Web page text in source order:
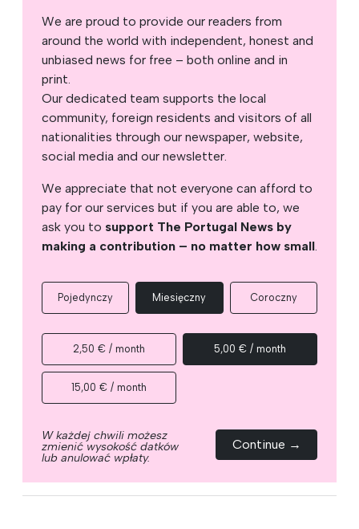
We are proud to provide our readers from
around the world with independent, honest and
unbiased news for free – both online and in
print.
Our dedicated team supports the local
community, foreign residents and visitors of all
nationalities through our newspaper, website,
social media and our newsletter.
We appreciate that not everyone can afford to
pay for our services but if you are able to, we
ask you to support The Portugal News by
making a contribution – no matter how small.
Pojedynczy Miesięczny Coroczny
2,50 € / month 5,00 € / month
15,00 € / month
W każdej chwili możesz
zmienić wysokość datków
lub anulować wpłaty.
Continue →